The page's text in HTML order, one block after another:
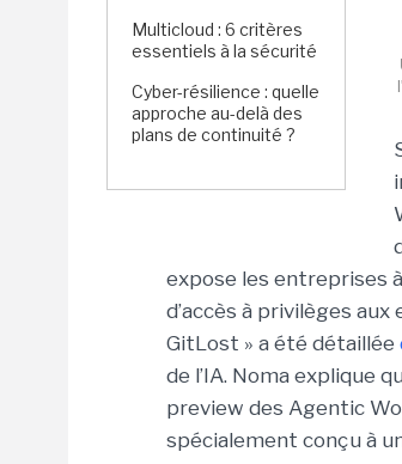
Multicloud : 6 critères
essentiels à la sécurité
Cyber-résilience : quelle
approche au-delà des
plans de continuité ?
expose les entreprises
d’accès à privilèges
GitLost » a été détaillée
de l’IA. Noma explique
preview des Agentic
spécialement conçu à